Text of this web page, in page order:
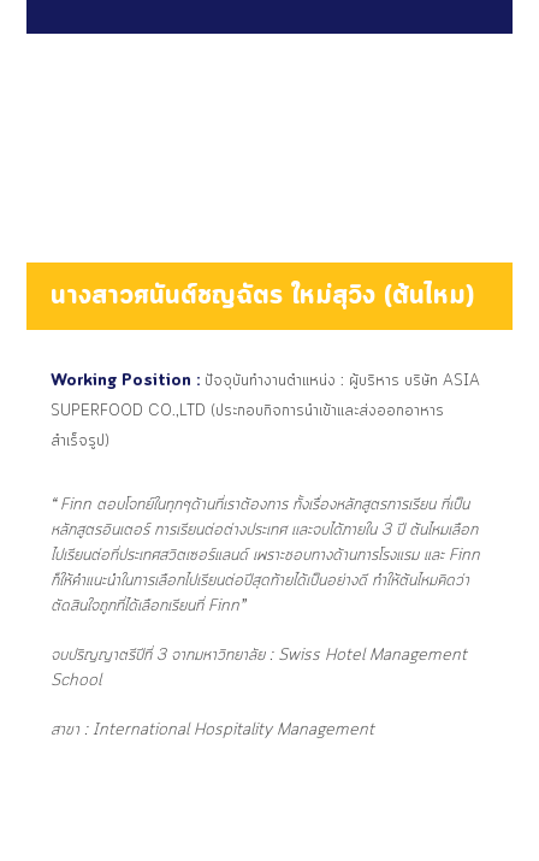
นางสาวศนันต์ชญฉัตร ใหม่สุวิง (ต้นไหม)
Working Position : ปัจจุบันทำงานตำแหน่ง : ผู้บริหาร บริษัท ASIA
SUPERFOOD CO.,LTD (ประกอบกิจการนำเข้าและส่งออกอาหาร
สำเร็จรูป)
“ Finn ตอบโจทย์ในทุกๆด้านที่เราต้องการ ทั้งเรื่องหลักสูตรการเรียน ที่เป็น
หลักสูตรอินเตอร์การเรียนต่อต่างประเทศ เเละจบได้ภายใน 3 ปี ต้นไหมเลือก
ไปเรียนต่อที่ประเทศสวิตเซอร์แลนด์ เพราะชอบทางด้านการโรงแรม และ Finn
ก็ให้คำแนะนำในการเลือกไปเรียนต่อปีสุดท้ายได้เป็นอย่างดี ทำให้ต้นไหมคิดว่า
ตัดสินใจถูกที่ได้เลือกเรียนที่ Finn”
จบปริญญาตรีปีที่ 3 จากมหาวิทยาลัย : Swiss Hotel Management
School
สาขา : International Hospitality Management